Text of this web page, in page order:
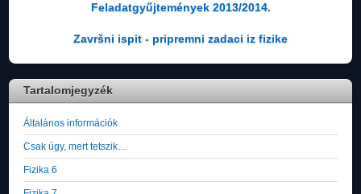
Feladatgyűjtemények 2013/2014.
Završni ispit - pripremni zadaci iz fizike
Tartalomjegyzék
Általános információk
Csak úgy, mert tetszik…
Fizika 6